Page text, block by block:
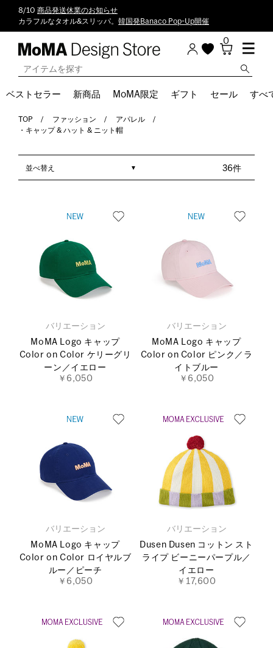
8/10 商品発送休業のお知らせ
カラフルなタオル&スリッパ。 韓国発Banaco Pop-Up開催
0
ベストセラー 新商品 MoMA限定 ギフト セール すべ
TOP ファッション
アパレル
・キャップ & ハット & ニット帽
36件
並べ替え
バリエーション
MoMA Logo キャップ
Color on Color ケリーグリ
ーン／イエロー
￥6,050
バリエーション
MoMA Logo キャップ
Color on Color ピンク／ラ
イトブルー
￥6,050
バリエーション
MoMA Logo キャップ
Color on Color ロイヤルブ
ルー／ピーチ
￥6,050
バリエーション
Dusen Dusen コットン スト
ライプ ビーニーパープル／
イエロー
￥17,600